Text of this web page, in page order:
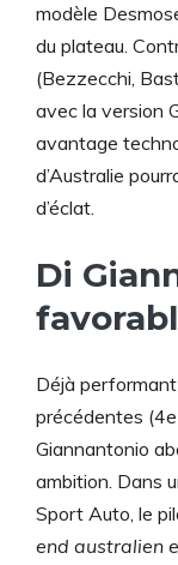
modèle
du plateau.
(Bezzecchi,
avec la version
avantage
d’Australie
d’éclat.
Di
Déjà
précédentes
Giannantonio
ambition. Dans
Sport Auto, le
end australien